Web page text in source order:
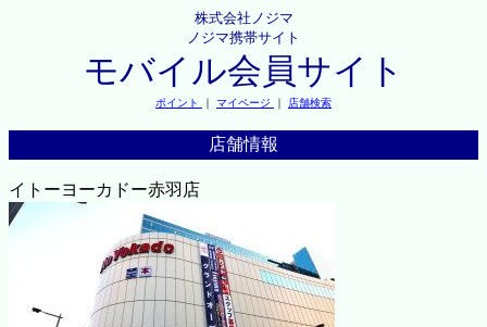
株式会社ノジマ
ノジマ携帯サイト
モバイル会員サイト
ポイント ｜ マイページ ｜ 店舗検索
店舗情報
イトーヨーカドー赤羽店